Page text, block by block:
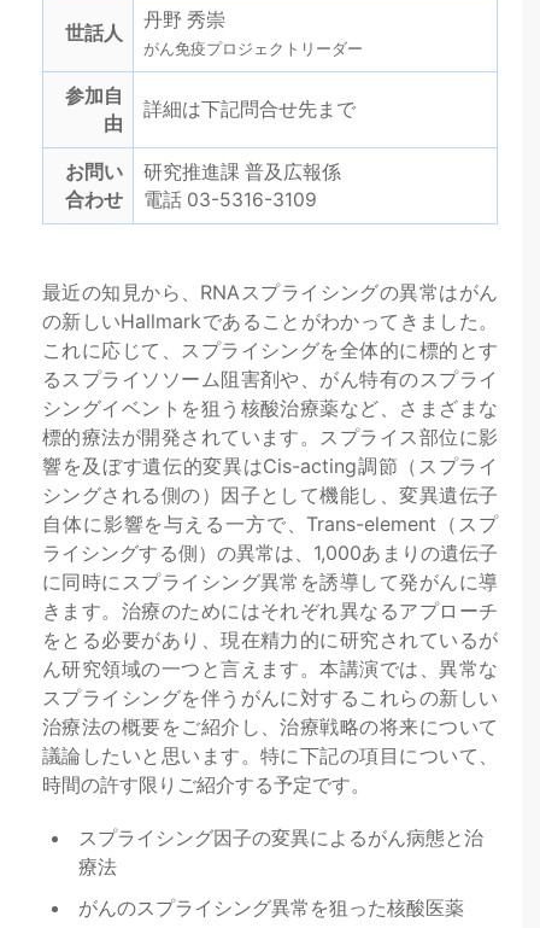
世話人
丹野 秀崇
がん免疫プロジェクトリーダー
参加自
由
詳細は下記問合せ先まで
お問い
合わせ
研究推進課 普及広報係
電話 03-5316-3109
最近の知見から、RNAスプライシングの異常はがん
の新しいHallmarkであることがわかってきました。
これに応じて、スプライシングを全体的に標的とす
るスプライソソーム阻害剤や、がん特有のスプライ
シングイベントを狙う核酸治療薬など、さまざまな
標的療法が開発されています。スプライス部位に影
響を及ぼす遺伝的変異はCis-acting調節（スプライ
シングされる側の）因子として機能し、変異遺伝子
自体に影響を与える一方で、Trans-element（スプ
ライシングする側）の異常は、1,000あまりの遺伝子
に同時にスプライシング異常を誘導して発がんに導
きます。治療のためにはそれぞれ異なるアプローチ
をとる必要があり、現在精力的に研究されているが
ん研究領域の一つと言えます。本講演では、異常な
スプライシングを伴うがんに対するこれらの新しい
治療法の概要をご紹介し、治療戦略の将来について
議論したいと思います。特に下記の項目について、
時間の許す限りご紹介する予定です。
スプライシング因子の変異によるがん病態と治
療法
がんのスプライシング異常を狙った核酸医薬